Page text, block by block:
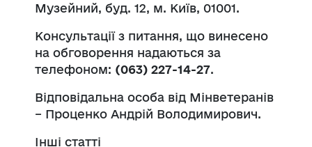
Музейний, буд. 12, м. Київ, 01001.
Консультації з питання, що винесено
на обговорення надаються за
телефоном: (063) 227-14-27.
Відповідальна особа від Мінветеранів
– Проценко Андрій Володимирович.
Інші статті